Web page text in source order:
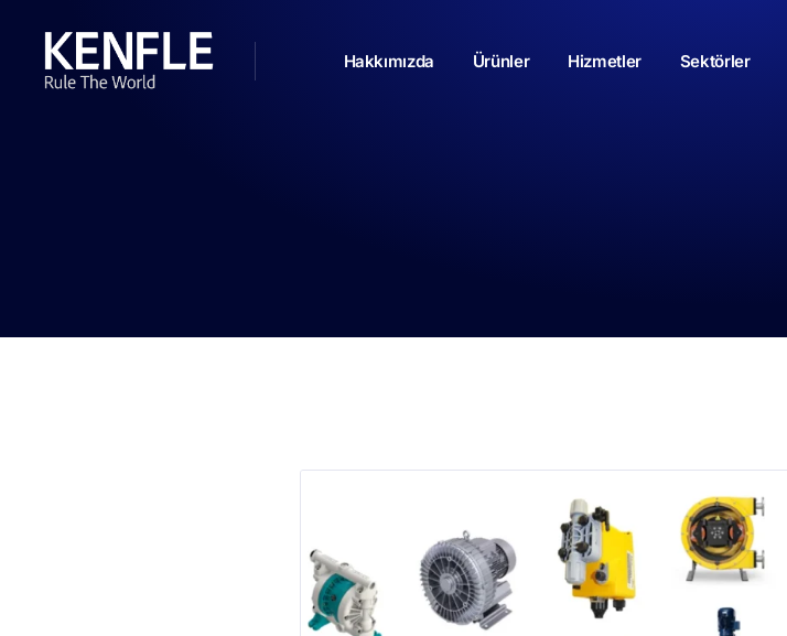
Hakkımızda Ürünler Hizmetler Sektörler